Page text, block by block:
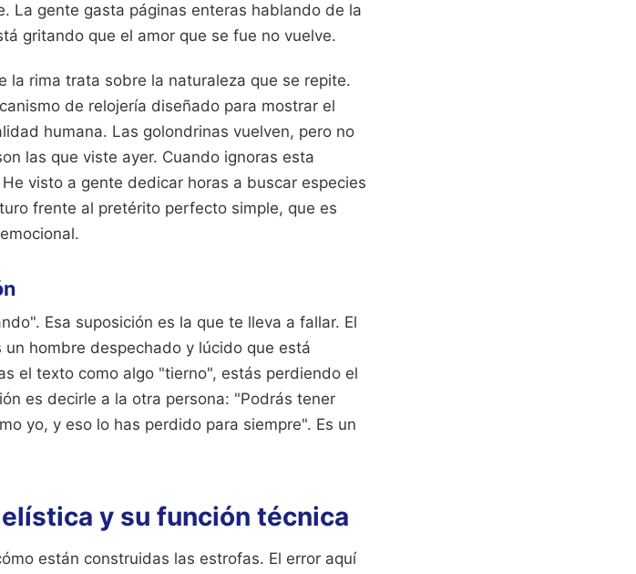
La gente gasta páginas enteras hablando de la
gritando que el amor que se fue no vuelve.
la rima trata sobre la naturaleza que se repite.
de relojería diseñado para mostrar el
humana. Las golondrinas vuelven, pero no
las que viste ayer. Cuando ignoras esta
visto a gente dedicar horas a buscar especies
frente al pretérito perfecto simple, que es
Esa suposición es la que te lleva a fallar. El
hombre despechado y lúcido que está
el texto como algo "tierno", estás perdiendo el
es decirle a la otra persona: "Podrás tener
yo, y eso lo has perdido para siempre". Es un
y su función técnica
están construidas las estrofas. El error aquí